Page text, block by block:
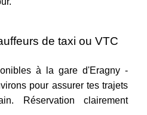
de taxi ou VTC
à la gare d'Eragny -
pour assurer tes trajets
Réservation clairement